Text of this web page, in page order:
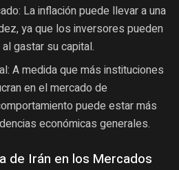
La inflación puede llevar a una
ya que los inversores pueden
gastar su capital.
A medida que más instituciones
en el mercado de
puede estar más
económicas generales.
de Irán en los Mercados